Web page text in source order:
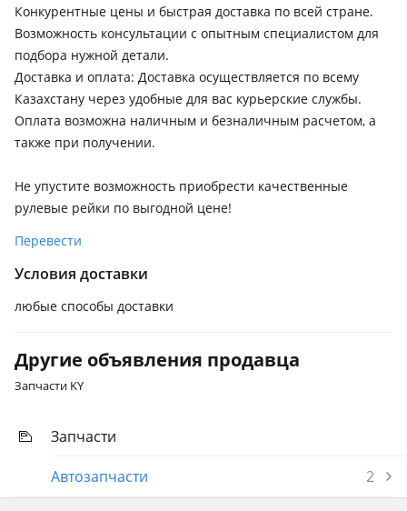
Volvo XC70
2013 - 2016 3 поколение рестайлинг (136), 2007 - 2013 3
поколение (136), 2004 - 2007 2 поколение рестайлинг (295),
2000 - 2004 2 поколение (295)
Fiat Punto
2012 - 2018 3 поколение [2-й рестайлинг] (199), 2009 - 2012
Punto], 2003 - 2010 2 поколение рестайлинг (188), 1999 -
2003 2 поколение (188), 1993 - 1999 1 поколение (176)
2009 - 2016 1 поколение
Geely SC7
2013 - 2019 1 поколение
2015 - н.в. 1 поколение
Конкурентные цены и быстрая доставка по всей стране.
Возможность консультации с опытным специалистом для
подбора нужной детали.
Доставка и оплата: Доставка осуществляется по всему
Казахстану через удобные для вас курьерские службы.
Оплата возможна наличным и безналичным расчетом, а
также при получении.
Не упустите возможность приобрести качественные
рулевые рейки по выгодной цене!
Перевести
Условия доставки
любые способы доставки
Другие объявления продавца
Запчасти KY
Запчасти
Автозапчасти
2